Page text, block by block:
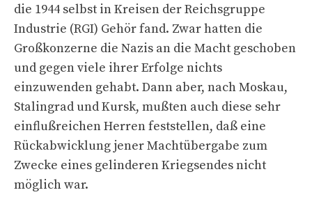
die 1944 selbst in Kreisen der Reichsgruppe
Industrie (RGI) Gehör fand. Zwar hatten die
Großkonzerne die Nazis an die Macht geschoben
und gegen viele ihrer Erfolge nichts
einzuwenden gehabt. Dann aber, nach Moskau,
Stalingrad und Kursk, mußten auch diese sehr
einflußreichen Herren feststellen, daß eine
Rückabwicklung jener Machtübergabe zum
Zwecke eines gelinderen Kriegsendes nicht
möglich war.